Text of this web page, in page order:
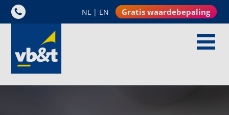
NL | EN Gratis waardebepaling